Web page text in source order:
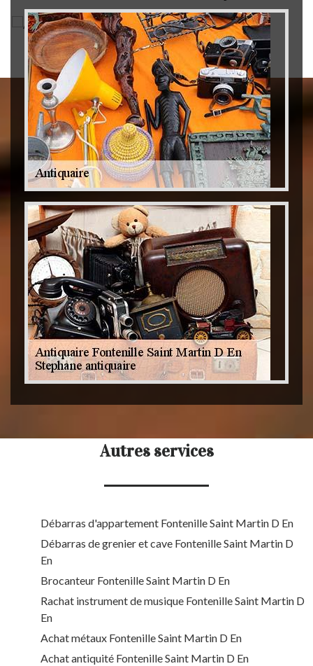
Achat antiquité 79
Autres services
Débarras d'appartement Fontenille Saint Martin D En
Débarras de grenier et cave Fontenille Saint Martin D
En
Brocanteur Fontenille Saint Martin D En
Rachat instrument de musique Fontenille Saint Martin D
En
Achat métaux Fontenille Saint Martin D En
Achat antiquité Fontenille Saint Martin D En